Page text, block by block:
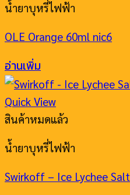
น้ำยาบุหรี่ไฟฟ้า
OLE Orange 60ml nic6
อ่านเพิ่ม
Quick View
สินค้าหมดแล้ว
น้ำยาบุหรี่ไฟฟ้า
Swirkoff – Ice Lychee Salt